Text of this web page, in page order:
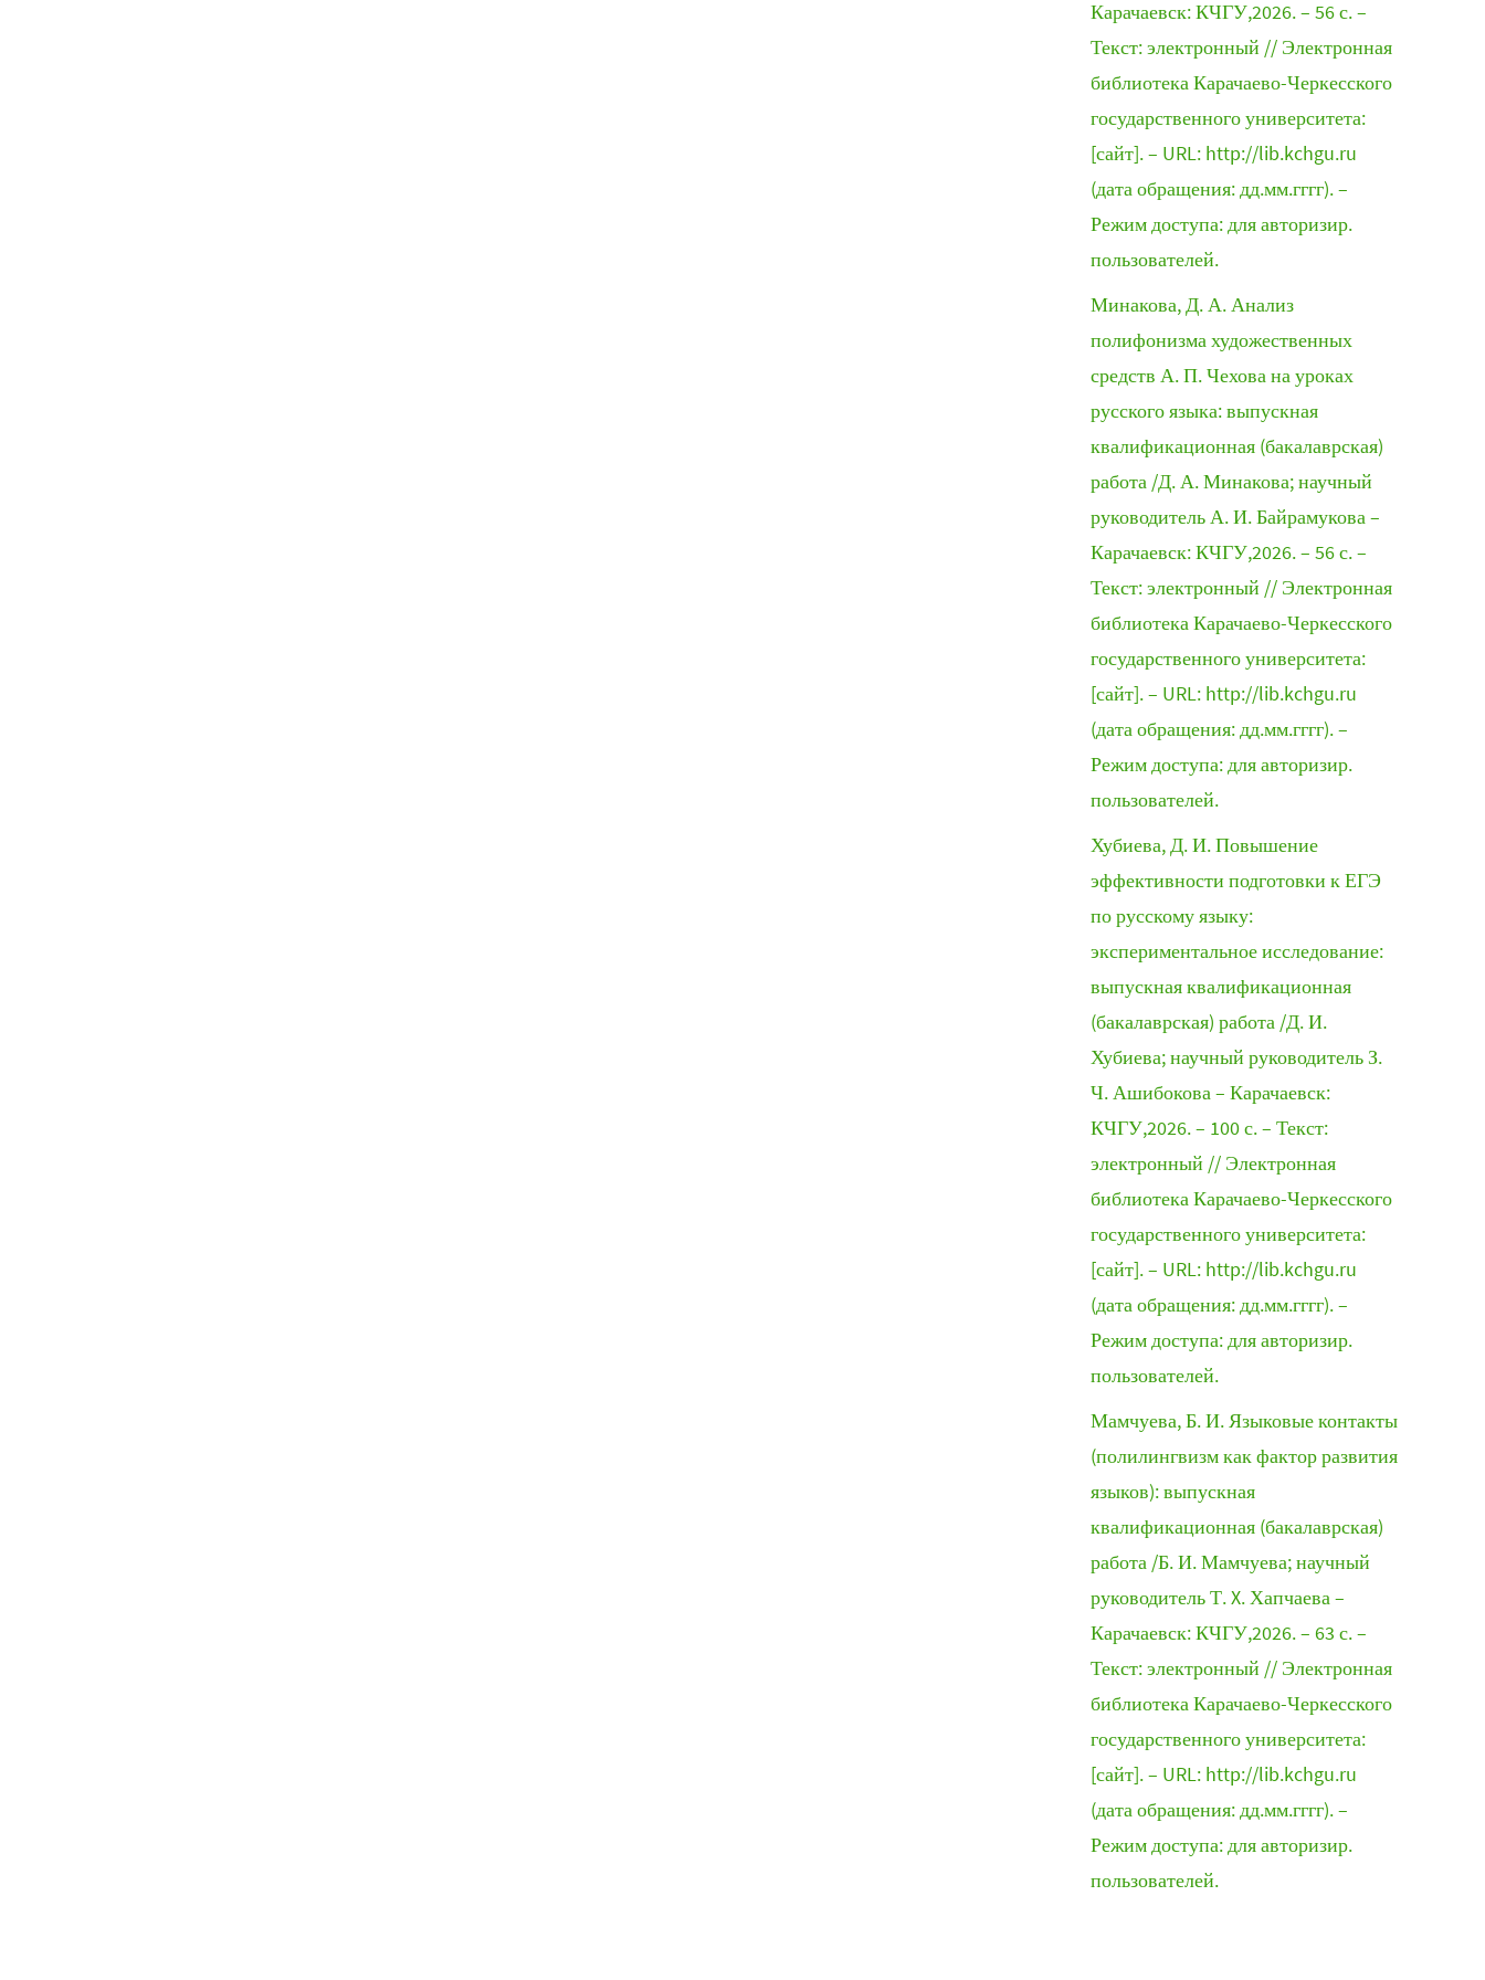
Карачаевск: КЧГУ,2026. – 56 с. –
Текст: электронный // Электронная
библиотека Карачаево-Черкесского
государственного университета:
[сайт]. – URL: http://lib.kchgu.ru
(дата обращения: дд.мм.гггг). –
Режим доступа: для авторизир.
пользователей.
Минакова, Д. А. Анализ
полифонизма художественных
средств А. П. Чехова на уроках
русского языка: выпускная
квалификационная (бакалаврская)
работа /Д. А. Минакова; научный
руководитель А. И. Байрамукова –
Карачаевск: КЧГУ,2026. – 56 с. –
Текст: электронный // Электронная
библиотека Карачаево-Черкесского
государственного университета:
[сайт]. – URL: http://lib.kchgu.ru
(дата обращения: дд.мм.гггг). –
Режим доступа: для авторизир.
пользователей.
Хубиева, Д. И. Повышение
эффективности подготовки к ЕГЭ
по русскому языку:
экспериментальное исследование:
выпускная квалификационная
(бакалаврская) работа /Д. И.
Хубиева; научный руководитель З.
Ч. Ашибокова – Карачаевск:
КЧГУ,2026. – 100 с. – Текст:
электронный // Электронная
библиотека Карачаево-Черкесского
государственного университета:
[сайт]. – URL: http://lib.kchgu.ru
(дата обращения: дд.мм.гггг). –
Режим доступа: для авторизир.
пользователей.
Мамчуева, Б. И. Языковые контакты
(полилингвизм как фактор развития
языков): выпускная
квалификационная (бакалаврская)
работа /Б. И. Мамчуева; научный
руководитель Т. X. Хапчаева –
Карачаевск: КЧГУ,2026. – 63 с. –
Текст: электронный // Электронная
библиотека Карачаево-Черкесского
государственного университета:
[сайт]. – URL: http://lib.kchgu.ru
(дата обращения: дд.мм.гггг). –
Режим доступа: для авторизир.
пользователей.